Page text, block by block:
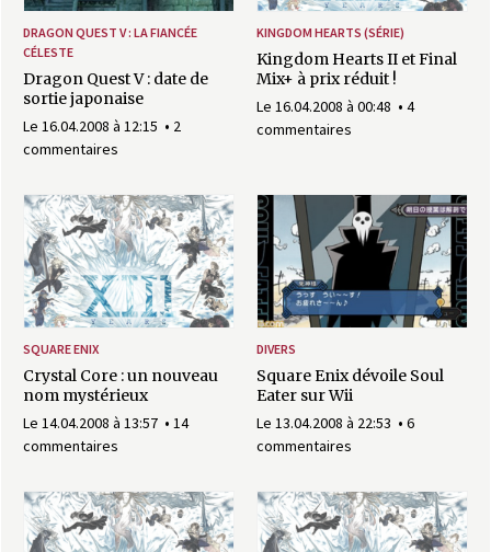
DRAGON QUEST V : LA FIANCÉE
CÉLESTE
Dragon Quest V : date de
sortie japonaise
Le 16.04.2008 à 12:15
2
commentaires
KINGDOM HEARTS (SÉRIE)
Kingdom Hearts II et Final
Mix+ à prix réduit !
Le 16.04.2008 à 00:48
4
commentaires
SQUARE ENIX
Crystal Core : un nouveau
nom mystérieux
Le 14.04.2008 à 13:57
14
commentaires
DIVERS
Square Enix dévoile Soul
Eater sur Wii
Le 13.04.2008 à 22:53
6
commentaires